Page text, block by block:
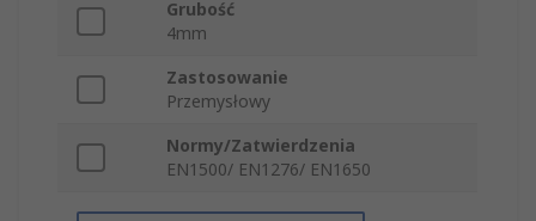
Grubość
4mm
Zastosowanie
Przemysłowy
Normy/Zatwierdzenia
EN1500/ EN1276/ EN1650